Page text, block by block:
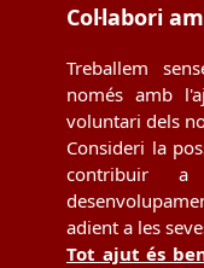
Col·labori
Treballem
només amb
voluntari dels
Consideri la
contribuir
adient a les
Tot ajut és